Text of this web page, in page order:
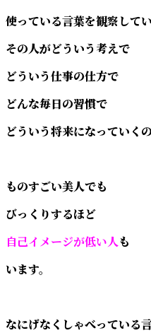
使っている言葉を観察して
その人がどういう考えで
どういう仕事の仕方で
どんな毎日の習慣で
どういう将来になっていく
ものすごい美人でも
びっくりするほど
自己イメージが低い人も
います。
なにげなくしゃべっている